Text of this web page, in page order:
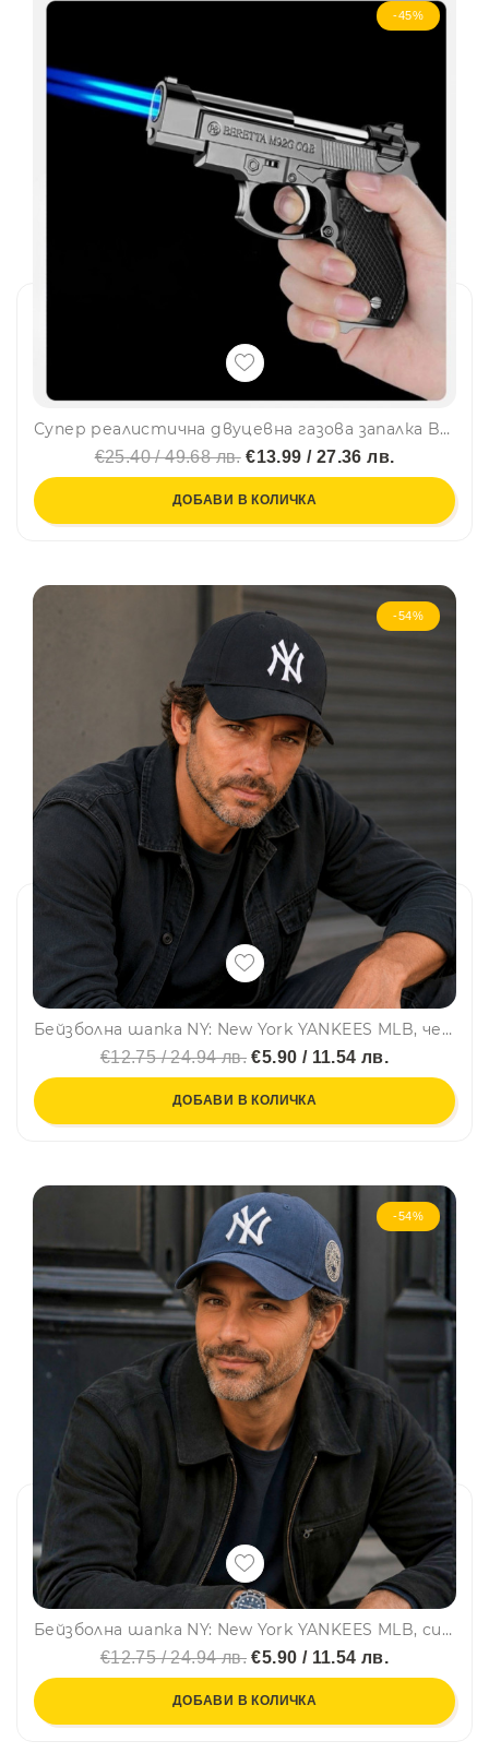
-45%
Супер реалистична двуцевна газова запалка BERETTA M92G CQB, ветроупорна, пиезо запалване
€25.40 / 49.68 лв.€13.99 / 27.36 лв.
ДОБАВИ В КОЛИЧКА
-54%
Бейзболна шапка NY: New York YANKEES MLB, черна, с бяла емблема, 100% памук
€12.75 / 24.94 лв. €5.90 / 11.54 лв.
ДОБАВИ В КОЛИЧКА
-54%
Бейзболна шапка NY: New York YANKEES MLB, синя, бяла емблема, 100% памук
€12.75 / 24.94 лв. €5.90 / 11.54 лв.
ДОБАВИ В КОЛИЧКА